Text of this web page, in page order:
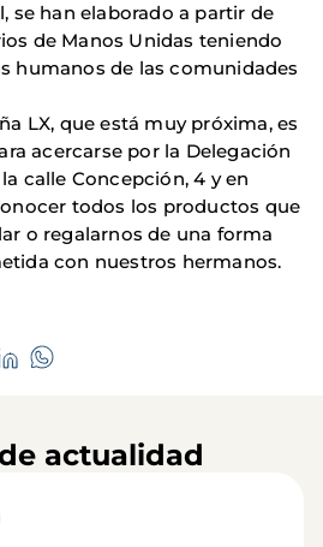
se han elaborado a partir de
de Manos Unidas teniendo
humanos de las comunidades
LX, que está muy próxima, es
acercarse por la Delegación
calle Concepción, 4 y en
todos los productos que
o regalarnos de una forma
con nuestros hermanos.
actualidad